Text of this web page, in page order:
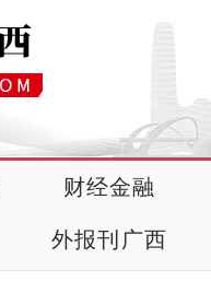
财经金融
外报刊广西